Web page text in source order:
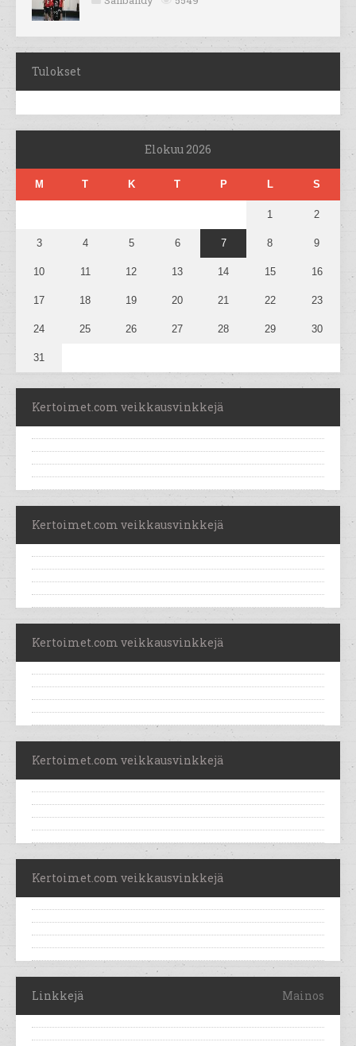
Tulokset
Elokuu 2026
M T K T P L S
1 2
3 4 5 6 7 8 9
10 11 12 13 14 15 16
17 18 19 20 21 22 23
24 25 26 27 28 29 30
31
Kertoimet.com veikkausvinkkejä
Kertoimet.com veikkausvinkkejä
Kertoimet.com veikkausvinkkejä
Kertoimet.com veikkausvinkkejä
Kertoimet.com veikkausvinkkejä
Linkkejä Mainos